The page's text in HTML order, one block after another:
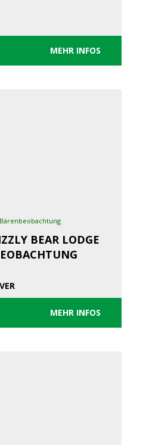
MEHR INFOS
Bärenbeobachtung
BEAR LODGE
MEHR INFOS